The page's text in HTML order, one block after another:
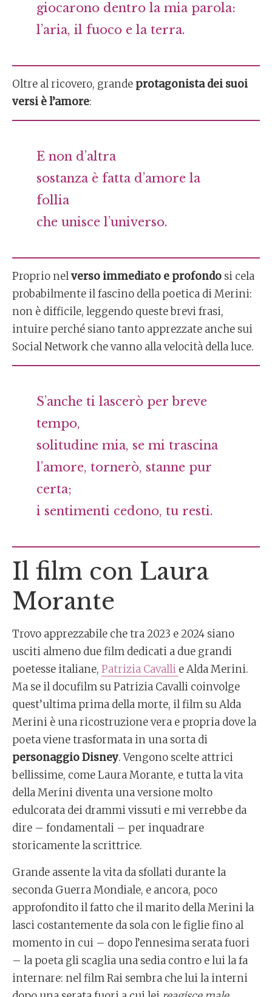
giocarono dentro la mia parola:
l’aria, il fuoco e la terra.
Oltre al ricovero, grande protagonista dei suoi
versi è l’amore:
E non d’altra
sostanza è fatta d’amore la
follia
che unisce l’universo.
Proprio nelverso immediato e profondo si cela
probabilmente il fascino della poetica di Merini:
non è difficile, leggendo queste brevi frasi,
intuire perché siano tanto apprezzate anche sui
Social Network che vanno alla velocità della luce.
S’anche ti lascerò per breve
tempo,
solitudine mia, se mi trascina
l’amore, tornerò, stanne pur
certa;
i sentimenti cedono, tu resti.
Il film con Laura
Morante
Trovo apprezzabile che tra 2023 e 2024 siano
usciti almeno due film dedicati a due grandi
poetesse italiane, Patrizia Cavalli e Alda Merini.
Ma se il docufilm su Patrizia Cavalli coinvolge
quest’ultima prima della morte, il film su Alda
Merini è una ricostruzione vera e propria dove la
poeta viene trasformata in una sorta di
personaggio Disney. Vengono scelte attrici
bellissime, come Laura Morante, e tutta la vita
della Merini diventa una versione molto
edulcorata dei drammi vissuti e mi verrebbe da
dire – fondamentali – per inquadrare
storicamente la scrittrice.
Grande assente la vita da sfollati durante la
seconda Guerra Mondiale, e ancora, poco
approfondito il fatto che il marito della Merini la
lasci costantemente da sola con le figlie fino al
momento in cui – dopo l’ennesima serata fuori
– la poeta gli scaglia una sedia contro e lui la fa
internare: nel film Rai sembra che lui la interni